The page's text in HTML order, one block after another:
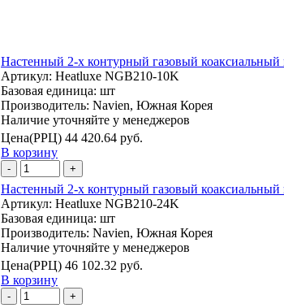
Настенный 2-х контурный газовый
Артикул: Heatluxe NGB210-10K
Базовая единица: шт
Производитель: Navien, Южная Корея
Наличие уточняйте у менеджеров
Цена(РРЦ) 44 420.64 руб.
В корзину
- +
Настенный 2-х контурный газовый
Артикул: Heatluxe NGB210-24K
Базовая единица: шт
Производитель: Navien, Южная Корея
Наличие уточняйте у менеджеров
Цена(РРЦ) 46 102.32 руб.
В корзину
- +